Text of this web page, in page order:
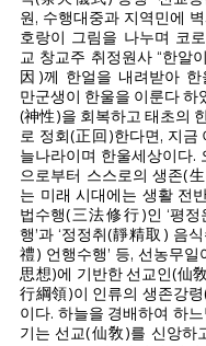
원, 수행대중과 지역민에
호랑이 그림을 나누며 코
교 창교주 취정원사 “한알
因)께 한얼을 내려받아 한
만군생이 한울을 이룬다 하
(神性)을 회복하고 태초의
로 정회(正回)한다면, 지금
늘나라이며 한울세상이다.
으로부터 스스로의 생존(
는 미래 시대에는 생활 전
법수행(三法修行)인 ‘평
행’과 ‘정정취(靜精取) 음
禮) 언행수행’ 등, 선농무
思想)에 기반한 선교인(仙
行綱領)이 인류의 생존강
이다. 하늘을 경배하여 하
기는 선교(仙敎)를 신앙하